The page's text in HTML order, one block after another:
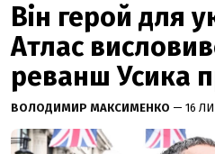
Він герой для
Атлас
реванш Усика
ВОЛОДИМИР МАКСИМЕНКО — 16